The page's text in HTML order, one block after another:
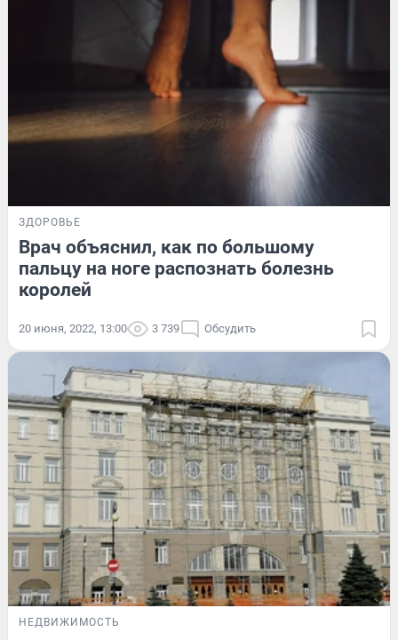
ЗДОРОВЬЕ
Врач объяснил, как по большому
пальцу на ноге распознать болезнь
королей
20 июня, 2022, 13:00 3 739 Обсудить
НЕДВИЖИМОСТЬ